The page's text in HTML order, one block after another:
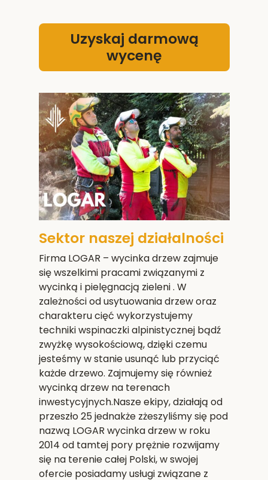
Uzyskaj darmową
wycenę
Sektor naszej działalności
Firma LOGAR – wycinka drzew zajmuje
się wszelkimi pracami związanymi z
wycinką i pielęgnacją zieleni . W
zależności od usytuowania drzew oraz
charakteru cięć wykorzystujemy
techniki wspinaczki alpinistycznej bądź
zwyżkę wysokościową, dzięki czemu
jesteśmy w stanie usunąć lub przyciąć
każde drzewo. Zajmujemy się również
wycinką drzew na terenach
inwestycyjnych.Nasze ekipy, działają od
przeszło 25 jednakże zżeszyliśmy się pod
nazwą LOGAR wycinka drzew w roku
2014 od tamtej pory prężnie rozwijamy
się na terenie całej Polski, w swojej
ofercie posiadamy usługi związane z